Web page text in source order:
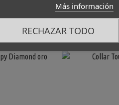
Más información
RECHAZAR TODO